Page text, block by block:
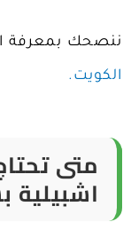
ننصحك بمعرفة
الكويت.
متى